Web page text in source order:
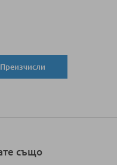
Преизчисли
също